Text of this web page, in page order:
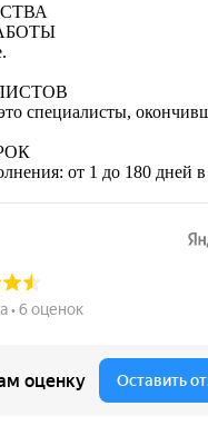
специалисты,
от 1 до 180 дней в